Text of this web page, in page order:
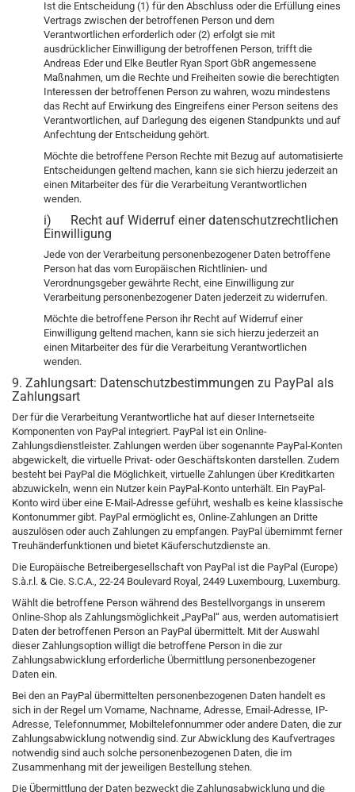
Ist die Entscheidung (1) für den Abschluss oder die Erfüllung eines
Vertrags zwischen der betroffenen Person und dem
Verantwortlichen erforderlich oder (2) erfolgt sie mit
ausdrücklicher Einwilligung der betroffenen Person, trifft die
Andreas Eder und Elke Beutler Ryan Sport GbR angemessene
Maßnahmen, um die Rechte und Freiheiten sowie die berechtigten
Interessen der betroffenen Person zu wahren, wozu mindestens
das Recht auf Erwirkung des Eingreifens einer Person seitens des
Verantwortlichen, auf Darlegung des eigenen Standpunkts und auf
Anfechtung der Entscheidung gehört.
Möchte die betroffene Person Rechte mit Bezug auf automatisierte
Entscheidungen geltend machen, kann sie sich hierzu jederzeit an
einen Mitarbeiter des für die Verarbeitung Verantwortlichen
wenden.
i) Recht auf Widerruf einer datenschutzrechtlichen
Einwilligung
Jede von der Verarbeitung personenbezogener Daten betroffene
Person hat das vom Europäischen Richtlinien- und
Verordnungsgeber gewährte Recht, eine Einwilligung zur
Verarbeitung personenbezogener Daten jederzeit zu widerrufen.
Möchte die betroffene Person ihr Recht auf Widerruf einer
Einwilligung geltend machen, kann sie sich hierzu jederzeit an
einen Mitarbeiter des für die Verarbeitung Verantwortlichen
wenden.
9. Zahlungsart: Datenschutzbestimmungen zu PayPal als
Zahlungsart
Der für die Verarbeitung Verantwortliche hat auf dieser Internetseite
Komponenten von PayPal integriert. PayPal ist ein Online-
Zahlungsdienstleister. Zahlungen werden über sogenannte PayPal-Konten
abgewickelt, die virtuelle Privat- oder Geschäftskonten darstellen. Zudem
besteht bei PayPal die Möglichkeit, virtuelle Zahlungen über Kreditkarten
abzuwickeln, wenn ein Nutzer kein PayPal-Konto unterhält. Ein PayPal-
Konto wird über eine E-Mail-Adresse geführt, weshalb es keine klassische
Kontonummer gibt. PayPal ermöglicht es, Online-Zahlungen an Dritte
auszulösen oder auch Zahlungen zu empfangen. PayPal übernimmt ferner
Treuhänderfunktionen und bietet Käuferschutzdienste an.
Die Europäische Betreibergesellschaft von PayPal ist die PayPal (Europe)
S.à.r.l. & Cie. S.C.A., 22-24 Boulevard Royal, 2449 Luxembourg, Luxemburg.
Wählt die betroffene Person während des Bestellvorgangs in unserem
Online-Shop als Zahlungsmöglichkeit „PayPal“ aus, werden automatisiert
Daten der betroffenen Person an PayPal übermittelt. Mit der Auswahl
dieser Zahlungsoption willigt die betroffene Person in die zur
Zahlungsabwicklung erforderliche Übermittlung personenbezogener
Daten ein.
Bei den an PayPal übermittelten personenbezogenen Daten handelt es
sich in der Regel um Vorname, Nachname, Adresse, Email-Adresse, IP-
Adresse, Telefonnummer, Mobiltelefonnummer oder andere Daten, die zur
Zahlungsabwicklung notwendig sind. Zur Abwicklung des Kaufvertrages
notwendig sind auch solche personenbezogenen Daten, die im
Zusammenhang mit der jeweiligen Bestellung stehen.
Die Übermittlung der Daten bezweckt die Zahlungsabwicklung und die